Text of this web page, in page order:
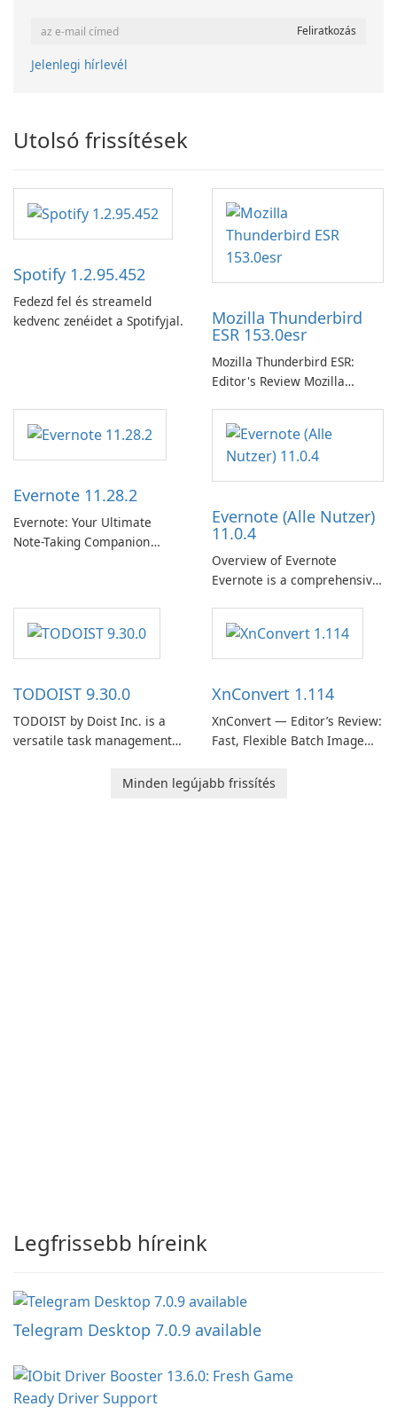
Jelenlegi hírlevél
Utolsó frissítések
Spotify 1.2.95.452
Fedezd fel és streameld
kedvenc zenéidet a Spotifyjal.
Mozilla Thunderbird
ESR 153.0esr
Mozilla Thunderbird ESR:
Editor's Review Mozilla
Support Release) is the long-
term support channel of the
Thunderbird desktop email
client designed for
need predictable …
Evernote 11.28.2
Evernote: Your Ultimate
Note-Taking Companion
helps users capture ideas,
organize to-do lists, and keep
track of important
Evernote (Alle Nutzer)
11.0.4
Overview of Evernote
Evernote is a comprehensive
software designed to help
users capture, organize, and
access information across
TODOIST 9.30.0
TODOIST by Doist Inc. is a
versatile task management
individuals and teams
XnConvert 1.114
XnConvert — Editor’s Review:
Fast, Flexible Batch Image
macOS and Linux XnConvert
Minden legújabb frissítés
Legfrissebb híreink
Telegram Desktop 7.0.9 available